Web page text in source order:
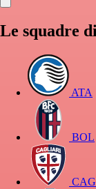
Le squadre
ATA
BOL
CAG